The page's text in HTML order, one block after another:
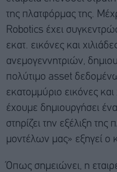
της πλατφόρμας της.
Robotics έχει
εκατ. εικόνες και
ανεμογεννητριών,
πολύτιμο asset
εκατομμύριο εικόνες
έχουμε δημιουργήσει
στηρίζει την εξέλιξη
μοντέλων μας» εξηγεί ο
Όπως σημειώνει, η